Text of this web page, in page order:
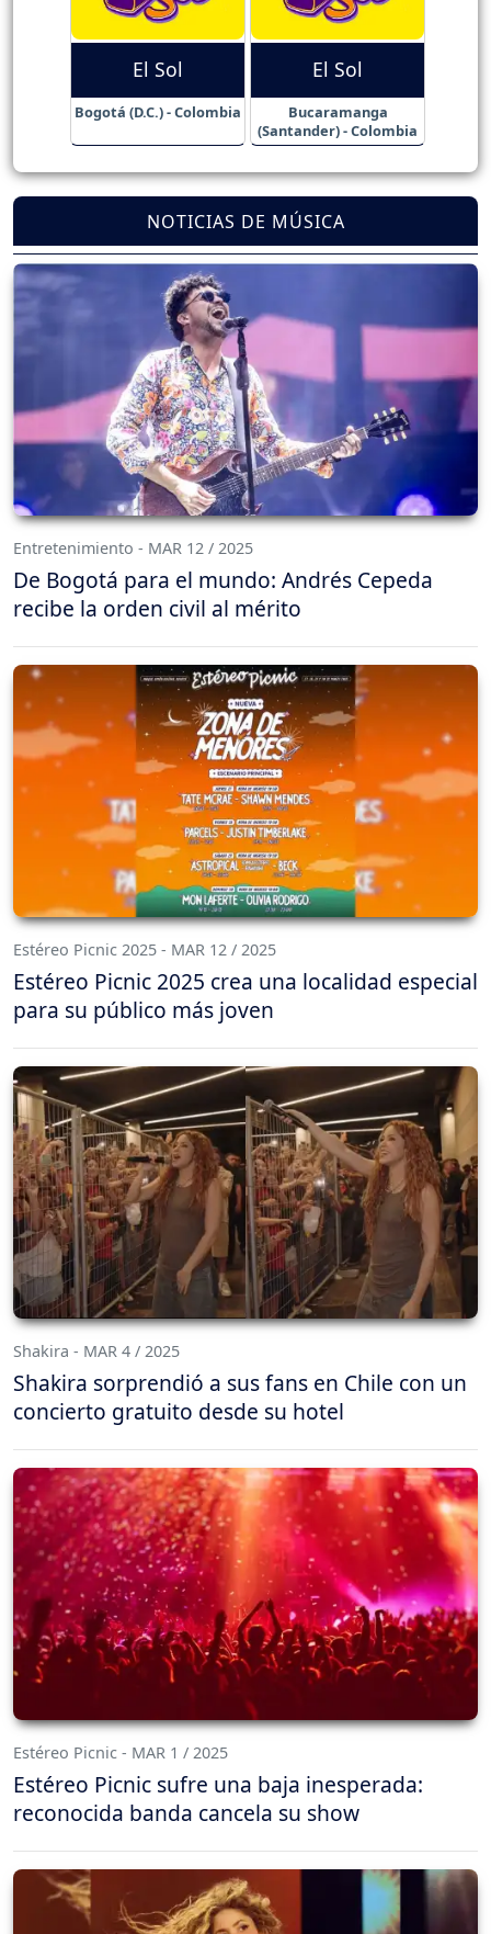
El Sol
Bogotá (D.C.) - Colombia
El Sol
Bucaramanga
(Santander) - Colombia
NOTICIAS DE MÚSICA
Entretenimiento - MAR 12 / 2025
De Bogotá para el mundo: Andrés Cepeda
recibe la orden civil al mérito
Estéreo Picnic 2025 - MAR 12 / 2025
Estéreo Picnic 2025 crea una localidad especial
para su público más joven
Shakira - MAR 4 / 2025
Shakira sorprendió a sus fans en Chile con un
concierto gratuito desde su hotel
Estéreo Picnic - MAR 1 / 2025
Estéreo Picnic sufre una baja inesperada:
reconocida banda cancela su show